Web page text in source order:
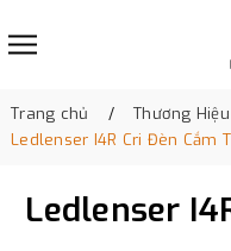
Trang chủ Thương Hiệu
Ledlenser I4R Cri Đèn Cắm
Ledlenser